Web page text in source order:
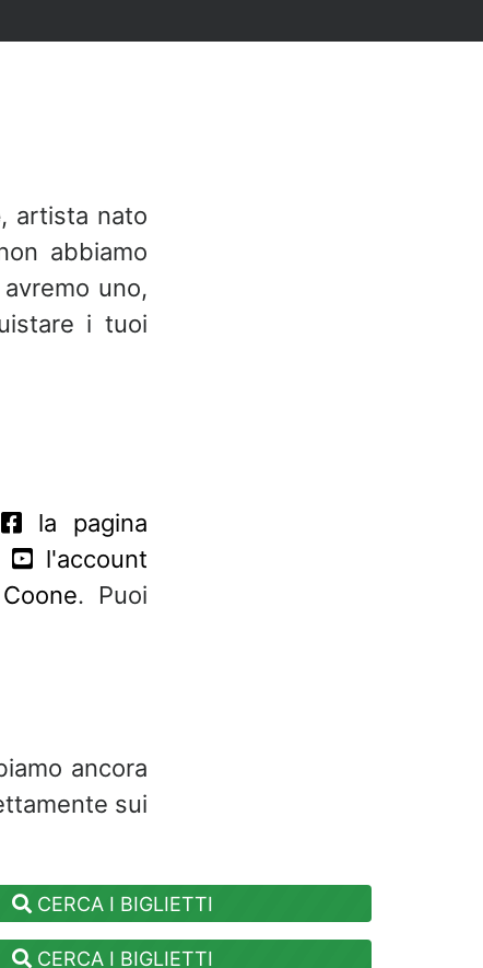
, artista nato
abbiamo
uno,
i tuoi
la pagina
l'account
. Puoi
ancora
sui
CERCA I BIGLIETTI
CERCA I BIGLIETTI